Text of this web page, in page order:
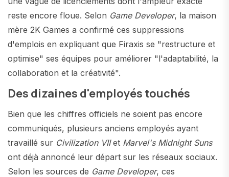
reste encore floue. Selon Game Developer, la maison
mère 2K Games a confirmé ces suppressions
d'emplois en expliquant que Firaxis se "restructure et
optimise" ses équipes pour améliorer "l'adaptabilité, la
collaboration et la créativité".
Des dizaines d'employés touchés
Bien que les chiffres officiels ne soient pas encore
communiqués, plusieurs anciens employés ayant
travaillé sur Civilization VIIet Marvel's Midnight Suns
ont déjà annoncé leur départ sur les réseaux sociaux.
Selon les sources de Game Developer, ces